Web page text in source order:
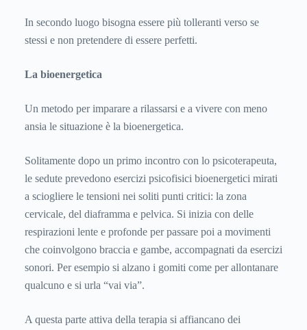
In secondo luogo bisogna essere più tolleranti verso se
stessi e non pretendere di essere perfetti.
La bioenergetica
Un metodo per imparare a rilassarsi e a vivere con meno
ansia le situazione è la bioenergetica.
Solitamente dopo un primo incontro con lo psicoterapeuta,
le sedute prevedono esercizi psicofisici bioenergetici mirati
a sciogliere le tensioni nei soliti punti critici: la zona
cervicale, del diaframma e pelvica. Si inizia con delle
respirazioni lente e profonde per passare poi a movimenti
che coinvolgono braccia e gambe, accompagnati da esercizi
sonori. Per esempio si alzano i gomiti come per allontanare
qualcuno e si urla “vai via”.
A questa parte attiva della terapia si affiancano dei